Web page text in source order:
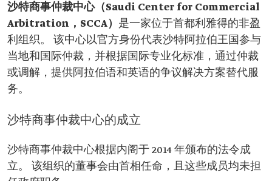
沙特商事仲裁中心（Saudi Center for Commercial
Arbitration，SCCA） 是一家位于首都利雅得的非盈
利组织。 该中心以官方身份代表沙特阿拉伯王国参与
当地和国际仲裁，并根据国际专业化标准，通过仲裁
或调解，提供阿拉伯语和英语的争议解决方案替代服
务。
沙特商事仲裁中心的成立
沙特商事仲裁中心根据内阁于 2014 年颁布的法令成
立。 该组织的董事会由首相任命，且这些成员均未担